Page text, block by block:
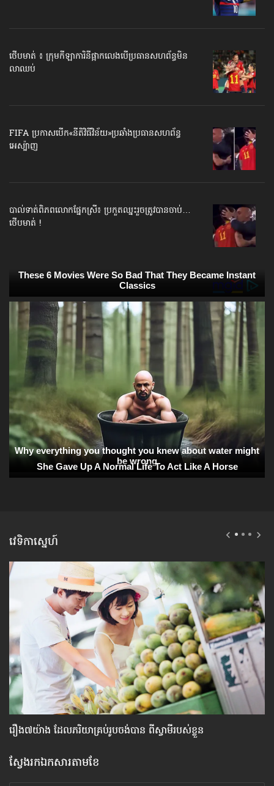
ថើបមាត់ ៖ ក្រុមកីឡាការិនី​ផ្អាកលេង​​បើប្រធានសហព័ន្ធ​មិន
លាឈប់
FIFA ប្រកាសបើក​«នីតិវិធីវិន័យ»​ប្រឆាំងប្រធានសហព័ន្ធ​
អេស្ប៉ាញ
បាល់ទាត់​ពិភពលោក​ផ្នែកស្រី៖ ប្រកួតឈ្នះរួច​ត្រូវបានចាប់…
ថើបមាត់ !
វេទិកាស្នេហ៍
រឿង៧យ៉ាង ​ដែល​ភរិយា​គ្រប់​រូប​ចង់​បាន ពី​ស្វាមី​របស់​ខ្លួន
ស្វែងរកឯកសារតាមខែ